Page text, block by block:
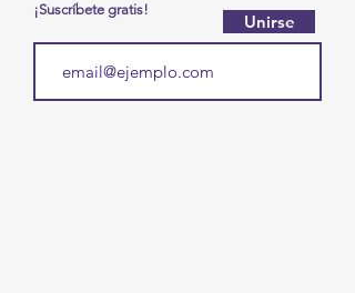
¡Suscríbete gratis!
Unirse